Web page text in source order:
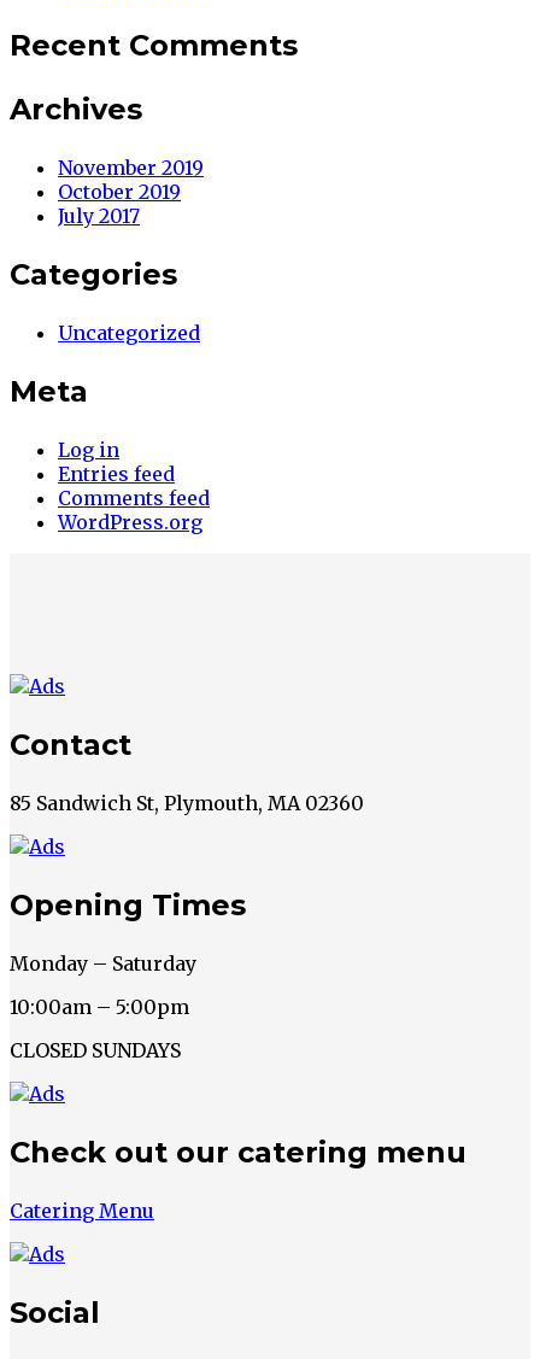
Recent Comments
Archives
November 2019
October 2019
July 2017
Categories
Uncategorized
Meta
Log in
Entries feed
Comments feed
WordPress.org
Contact
85 Sandwich St, Plymouth, MA 02360
Opening Times
Monday – Saturday
10:00am – 5:00pm
CLOSED SUNDAYS
Check out our catering menu
Catering Menu
Social